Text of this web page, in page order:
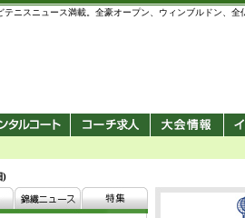
ニスニュース満載。全豪オープン、ウィンブルドン、全
)